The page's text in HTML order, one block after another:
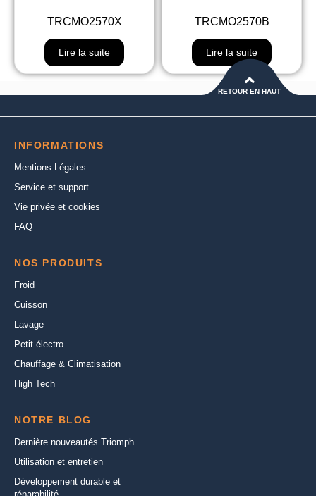
TRCMO2570X
Lire la suite
TRCMO2570B
Lire la suite
RETOUR EN HAUT
INFORMATIONS
Mentions Légales
Service et support
Vie privée et cookies
FAQ
NOS PRODUITS
Froid
Cuisson
Lavage
Petit électro
Chauffage & Climatisation
High Tech
NOTRE BLOG
Dernière nouveautés Triomph
Utilisation et entretien
Développement durable et